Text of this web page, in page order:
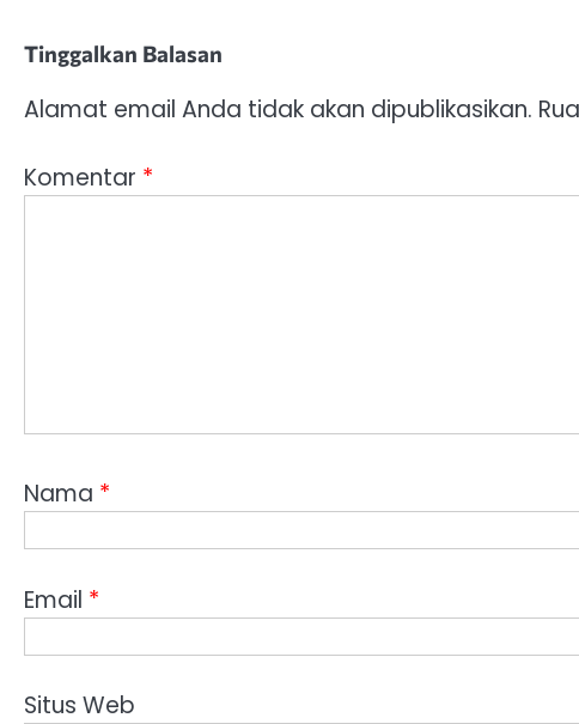
Tinggalkan Balasan
Alamat email Anda tidak akan dipublikasikan.
Komentar *
Nama *
Email *
Situs Web